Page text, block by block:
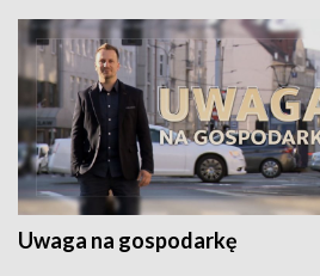
Uwaga na gospodarkę